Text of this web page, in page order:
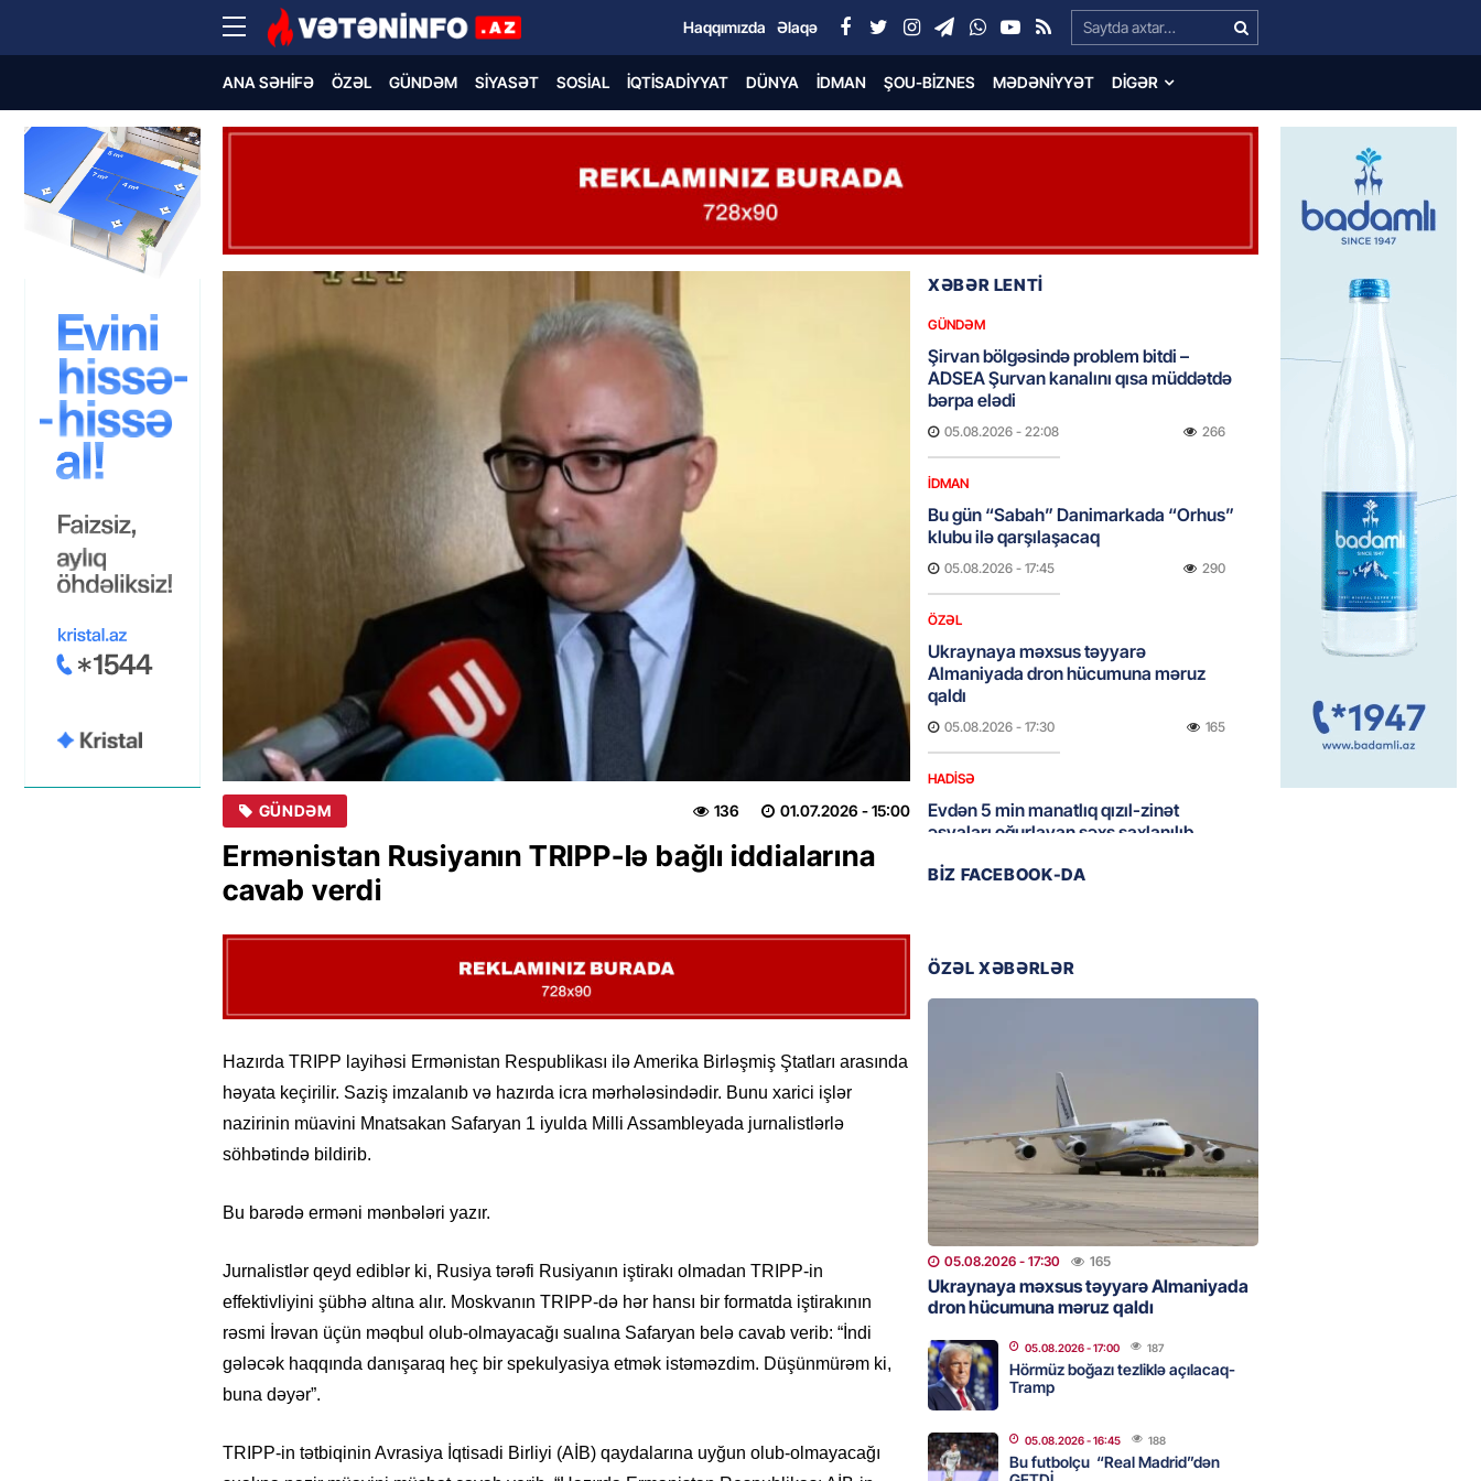
Search…
Haqqımızda Əlaqə
ANA SƏHIFƏ ÖZƏL GÜNDƏM SIYASƏT SOSIAL İQTISADIYYAT DÜNYA İDMAN ŞOU-BIZNES MƏDƏNIYYƏT DIGƏR
GÜNDƏM 01.07.2026 - 15:00
136
Ermənistan Rusiyanın TRIPP-lə bağlı iddialarına
cavab verdi
Hazırda TRIPP layihəsi Ermənistan Respublikası ilə Amerika Birləşmiş Ştatları arasında
həyata keçirilir. Saziş imzalanıb və hazırda icra mərhələsindədir. Bunu xarici işlər
nazirinin müavini Mnatsakan Safaryan 1 iyulda Milli Assambleyada jurnalistlərlə
söhbətində bildirib.
Bu barədə erməni mənbələri yazır.
Jurnalistlər qeyd ediblər ki, Rusiya tərəfi Rusiyanın iştirakı olmadan TRIPP-in
effektivliyini şübhə altına alır. Moskvanın TRIPP-də hər hansı bir formatda iştirakının
rəsmi İrəvan üçün məqbul olub-olmayacağı sualına Safaryan belə cavab verib: “İndi
gələcək haqqında danışaraq heç bir spekulyasiya etmək istəməzdim. Düşünmürəm ki,
buna dəyər”.
TRIPP-in tətbiqinin Avrasiya İqtisadi Birliyi (AİB) qaydalarına uyğun olub-olmayacağı
XƏBƏR LENTİ
GÜNDƏM
Şirvan bölgəsində problem bitdi –
ADSEA Şurvan kanalını qısa müddətdə
bərpa elədi
05.08.2026 - 22:08 266
İDMAN
Bu gün “Sabah” Danimarkada “Orhus”
klubu ilə qarşılaşacaq
05.08.2026 - 17:45 290
ÖZƏL
Ukraynaya məxsus təyyarə
Almaniyada dron hücumuna məruz
qaldı
05.08.2026 - 17:30 165
HADISƏ
Evdən 5 min manatlıq qızıl-zinət
əşyaları oğurlayan şəxs saxlanılıb
05.08.2026- 17:00
buraxılış həcmini üç dəfəyə yaxın
05.08.2026- 16:59 187
İDMAN
Bu futbolçu “Real Madrid”dən GETDİ
05.08.2026- 16:45 188
DÜNYA
Türkiyə HHQ-nin ilk qadın generalı oldu
05.08.2026- 16:30 190
Metroya və universitetlərə yaxın ev
axtaranların diqqətinə: Kirayə
BIZ FACEBOOK-DA
ÖZƏL XƏBƏRLƏR
05.08.2026 - 17:30 165
Ukraynaya məxsus təyyarə Almaniyada
dron hücumuna məruz qaldı
05.08.2026- 17:00 187
Hörmüz boğazı tezliklə açılacaq-
Tramp
05.08.2026- 16:45 188
Bu futbolçu “Real Madrid”dən